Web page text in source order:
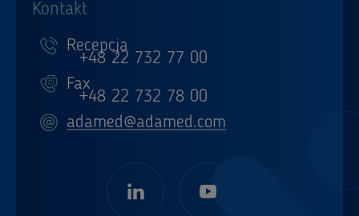
Kontakt
Recepcja
+48 22 732 77 00
Fax
+48 22 732 78 00
adamed@adamed.com